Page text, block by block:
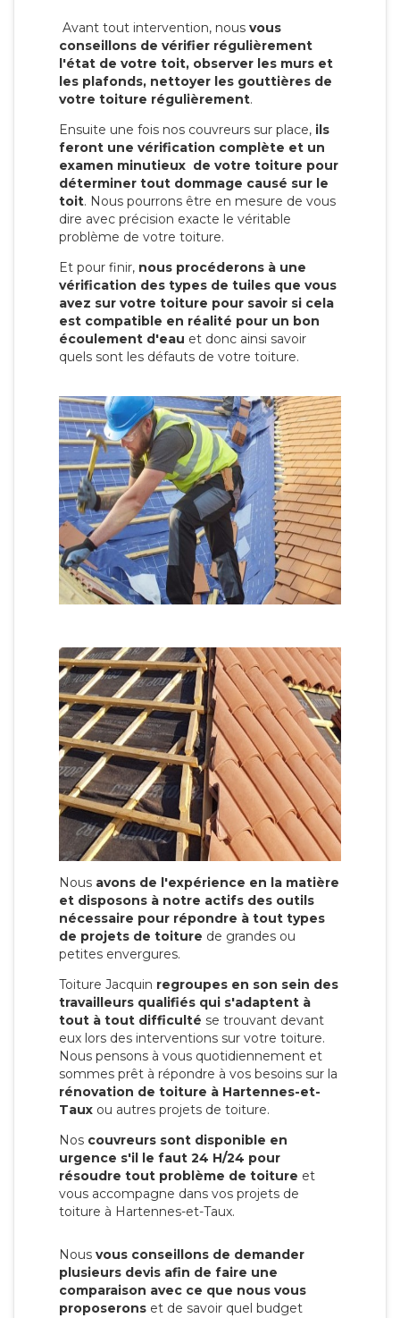
Avant tout intervention, nous vous
conseillons de vérifier régulièrement
l'état de votre toit, observer les murs et
les plafonds, nettoyer les gouttières de
votre toiture régulièrement.
Ensuite une fois nos couvreurs sur place, ils
feront une vérification complète et un
examen minutieux de votre toiture pour
déterminer tout dommage causé sur le
toit. Nous pourrons être en mesure de vous
dire avec précision exacte le véritable
problème de votre toiture.
Et pour finir, nous procéderons à une
vérification des types de tuiles que vous
avez sur votre toiture pour savoir si cela
est compatible en réalité pour un bon
écoulement d'eau et donc ainsi savoir
quels sont les défauts de votre toiture.
Nous avons de l'expérience en la matière
et disposons à notre actifs des outils
nécessaire pour répondre à tout types
de projets de toiture de grandes ou
petites envergures.
Toiture Jacquin regroupes en son sein des
travailleurs qualifiés qui s'adaptent à
tout à tout difficulté se trouvant devant
eux lors des interventions sur votre toiture.
Nous pensons à vous quotidiennement et
sommes prêt à répondre à vos besoins sur la
rénovation de toiture à Hartennes-et-
Taux ou autres projets de toiture.
Nos couvreurs sont disponible en
urgence s'il le faut 24 H/24 pour
résoudre tout problème de toiture et
vous accompagne dans vos projets de
toiture à Hartennes-et-Taux.
Nous vous conseillons de demander
plusieurs devis afin de faire une
comparaison avec ce que nous vous
proposerons et de savoir quel budget